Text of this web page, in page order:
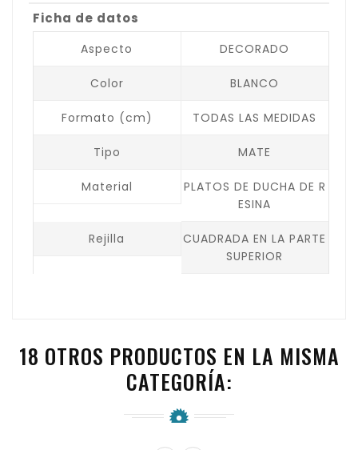
Ficha de datos
Aspecto DECORADO
Color BLANCO
Formato (cm) TODAS LAS MEDIDAS
Tipo MATE
Material
PLATOS DE DUCHA DE R
ESINA
Rejilla
CUADRADA EN LA PARTE
SUPERIOR
18 OTROS PRODUCTOS EN LA MISMA
CATEGORÍA: